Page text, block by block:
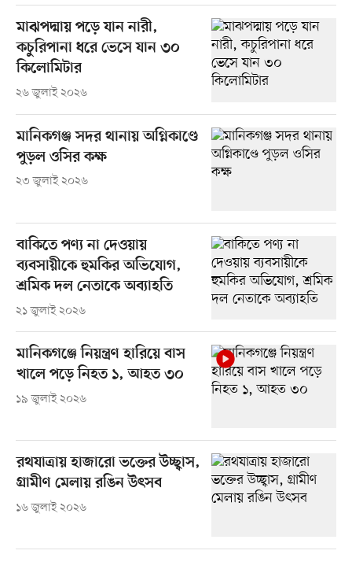
মাঝপদ্মায় পড়ে যান নারী,
কচুরিপানা ধরে ভেসে যান ৩০
কিলোমিটার
২৬ জুলাই ২০২৬
মানিকগঞ্জ সদর থানায় অগ্নিকাণ্ডে
পুড়ল ওসির কক্ষ
২৩ জুলাই ২০২৬
বাকিতে পণ্য না দেওয়ায়
ব্যবসায়ীকে হুমকির অভিযোগ,
শ্রমিক দল নেতাকে অব্যাহতি
২১ জুলাই ২০২৬
মানিকগঞ্জে নিয়ন্ত্রণ হারিয়ে বাস
খালে পড়ে নিহত ১, আহত ৩০
১৯ জুলাই ২০২৬
রথযাত্রায় হাজারো ভক্তের উচ্ছ্বাস,
গ্রামীণ মেলায় রঙিন উৎসব
১৬ জুলাই ২০২৬